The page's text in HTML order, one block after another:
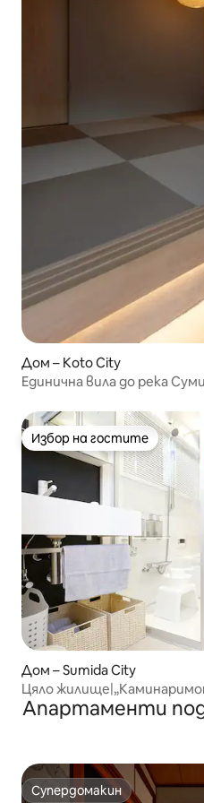
Дом – Koto City
Единична вила до река
до Нихонбаши, Асакуса,
хотел за престой
Избор на гостите
Избор на гостите
Дом – Sumida City
Цяло
15 минути|Ma 5
Апартаменти
Супердомакин
Супердомакин